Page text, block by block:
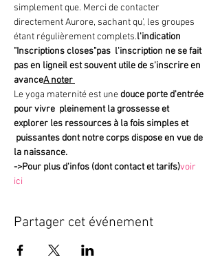
simplement que. Merci de contacter
directement Aurore, sachant qu', les groupes
étant régulièrement complets.l'indication
"Inscriptions closes"pas l'inscription ne se fait
pas en ligneil est souvent utile de s'inscrire en
avanceA noter
Le yoga maternité est une douce porte d'entrée
pour vivre  pleinement la grossesse et
explorer les ressources à la fois simples et
puissantes dont notre corps dispose en vue de
la naissance.
->Pour plus d'infos (dont contact et tarifs)voir
ici
Partager cet événement